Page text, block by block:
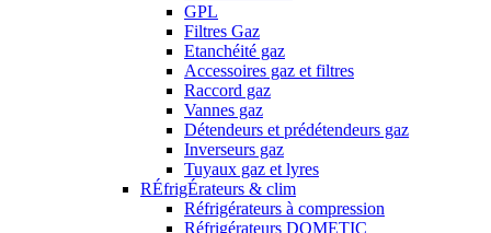
GPL
Filtres Gaz
Etanchéité gaz
Accessoires gaz et filtres
Raccord gaz
Vannes gaz
Détendeurs et prédétendeurs gaz
Inverseurs gaz
Tuyaux gaz et lyres
RÉfrigÉrateurs & clim
Réfrigérateurs à compression
Réfrigérateurs DOMETIC